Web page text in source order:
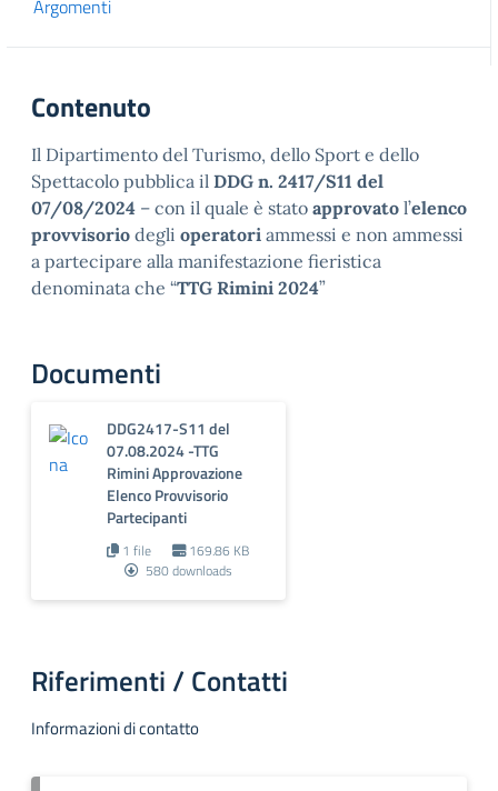
Argomenti
Contenuto
Il Dipartimento del Turismo, dello Sport e dello
Spettacolo pubblica il DDG n. 2417/S11 del
07/08/2024 – con il quale è stato approvato l’elenco
provvisorio degli operatori ammessi e non ammessi
a partecipare alla manifestazione fieristica
denominata che “TTG Rimini 2024”
Documenti
DDG2417-S11 del
07.08.2024 -TTG
Rimini Approvazione
Elenco Provvisorio
Partecipanti
1 file
169.86 KB
580 downloads
Riferimenti / Contatti
Informazioni di contatto